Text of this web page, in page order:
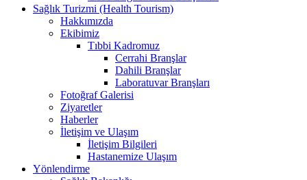
Sağlık Turizmi (Health Tourism)
Hakkımızda
Ekibimiz
Tıbbi Kadromuz
Cerrahi Branşlar
Dahili Branşlar
Laboratuvar Branşları
Fotoğraf Galerisi
Ziyaretler
Haberler
İletişim ve Ulaşım
İletişim Bilgileri
Hastanemize Ulaşım
Yönlendirme